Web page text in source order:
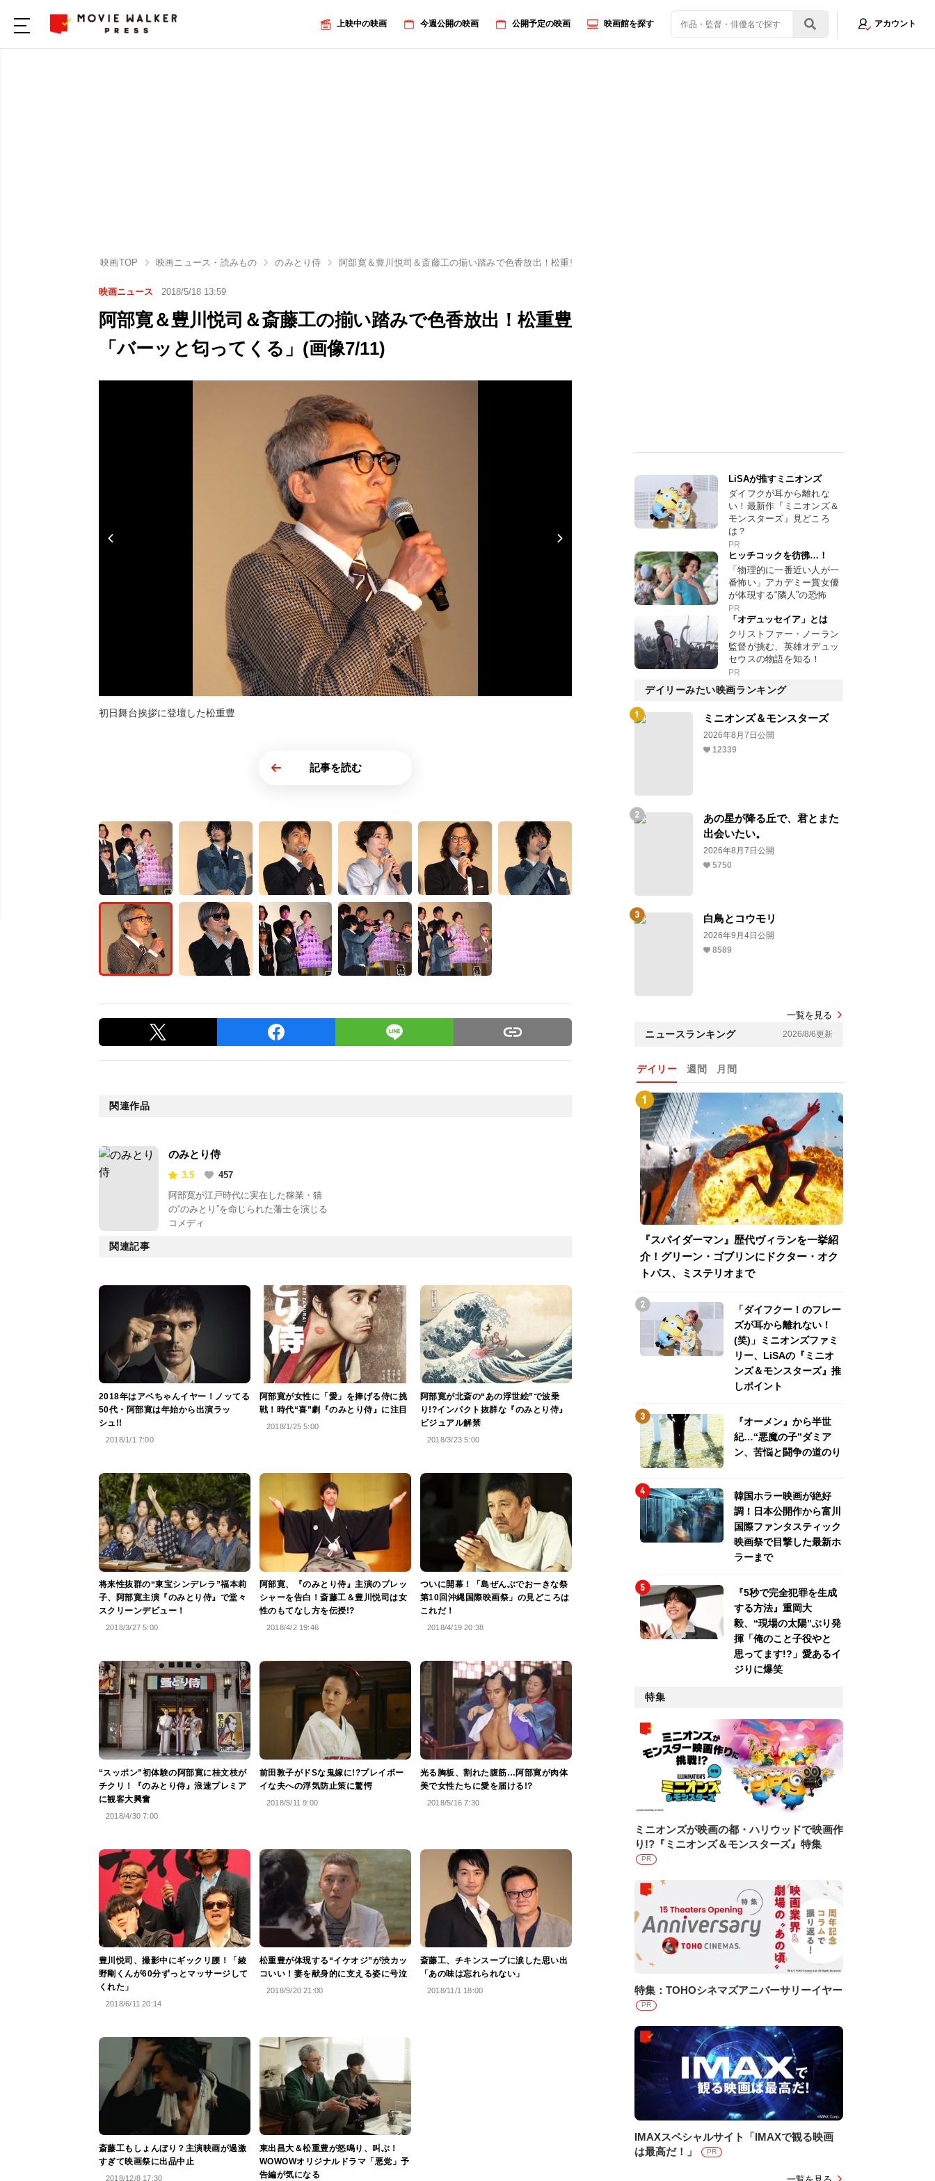
上映中の映画 今週公開の映画 公開予定の映画 映画館を探す アカウント
映画TOP 映画ニュース・読みもの のみとり侍 阿部寛＆豊川悦司＆斎藤工の揃い踏みで色香放出！松重豊「バーッと匂ってくる」
映画ニュース 2018/5/18 13:59
阿部寛＆豊川悦司＆斎藤工の揃い踏みで色香放出！松重豊
「バーッと匂ってくる」(画像7/11)
初日舞台挨拶に登壇した松重豊
記事を読む
関連作品
のみとり侍
3.5
457
阿部寛が江戸時代に実在した稼業・猫
の“のみとり”を命じられた藩士を演じる
コメディ
関連記事
2018年はアベちゃんイヤー！ノッてる
50代・阿部寛は年始から出演ラッ
シュ!!
2018/1/1 7:00
阿部寛が女性に「愛」を捧げる侍に挑
戦！時代“喜”劇『のみとり侍』に注目
2018/1/25 5:00
阿部寛が北斎の“あの浮世絵”で波乗
り!?インパクト抜群な『のみとり侍』
ビジュアル解禁
2018/3/23 5:00
将来性抜群の“東宝シンデレラ”福本莉
子、阿部寛主演『のみとり侍』で堂々
スクリーンデビュー！
2018/3/27 5:00
阿部寛、『のみとり侍』主演のプレッ
シャーを告白！斎藤工＆豊川悦司は女
性のもてなし方を伝授!?
2018/4/2 19:46
ついに開幕！「島ぜんぶでおーきな祭
第10回沖縄国際映画祭」の見どころは
これだ！
2018/4/19 20:38
“スッポン”初体験の阿部寛に桂文枝が
チクリ！『のみとり侍』浪速プレミア
に観客大興奮
2018/4/30 7:00
前田敦子がドSな鬼嫁に!?プレイボー
イな夫への浮気防止策に驚愕
2018/5/11 9:00
光る胸板、割れた腹筋…阿部寛が肉体
美で女性たちに愛を届ける!?
2018/5/16 7:30
豊川悦司、撮影中にギックリ腰！「綾
野剛くんが60分ずっとマッサージして
くれた」
2018/6/11 20:14
松重豊が体現する“イケオジ”が渋カッ
コいい！妻を献身的に支える姿に号泣
2018/9/20 21:00
斎藤工、チキンスープに涙した思い出
「あの味は忘れられない」
2018/11/1 18:00
斎藤工もしょんぼり？主演映画が過激
すぎて映画祭に出品中止
2018/12/8 17:30
東出昌大＆松重豊が怒鳴り、叫ぶ！
WOWOWオリジナルドラマ「悪党」予
告編が気になる
LiSAが推すミニオンズ
ダイフクが耳から離れな
い！最新作『ミニオンズ＆
モンスターズ』見どころ
は？
PR
ヒッチコックを彷彿…！
「物理的に一番近い人が一
番怖い」アカデミー賞女優
が体現する“隣人”の恐怖
PR
「オデュッセイア」とは
クリストファー・ノーラン
監督が挑む、英雄オデュッ
セウスの物語を知る！
PR
デイリーみたい映画ランキング
ミニオンズ＆モンスターズ
2026年8月7日公開
12339
あの星が降る丘で、君とまた
出会いたい。
2026年8月7日公開
5750
白鳥とコウモリ
2026年9月4日公開
8589
一覧を見る
ニュースランキング 2026/8/6更新
デイリー 週間 月間
『スパイダーマン』歴代ヴィランを一挙紹
介！グリーン・ゴブリンにドクター・オク
トパス、ミステリオまで
「ダイフクー！のフレー
ズが耳から離れない！
(笑)」ミニオンズファミ
リー、LiSAの『ミニオ
ンズ＆モンスターズ』推
しポイント
『オーメン』から半世
紀…“悪魔の子”ダミア
ン、苦悩と闘争の道のり
韓国ホラー映画が絶好
調！日本公開作から富川
国際ファンタスティック
映画祭で目撃した最新ホ
ラーまで
『5秒で完全犯罪を生成
する方法』重岡大
毅、“現場の太陽”ぶり発
揮「俺のこと子役やと
思ってます!?」愛あるイ
ジりに爆笑
特集
ミニオンズが映画の都・ハリウッドで映画作
り!?『ミニオンズ＆モンスターズ』特集
PR
特集：TOHOシネマズアニバーサリーイヤー
PR
IMAXスペシャルサイト「IMAXで観る映画
は最高だ！」
PR